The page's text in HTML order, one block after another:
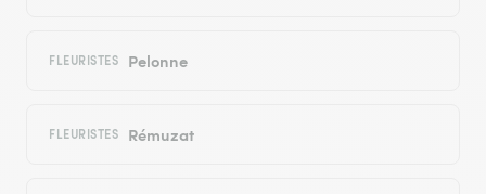
FLEURISTES Pelonne
FLEURISTES Rémuzat